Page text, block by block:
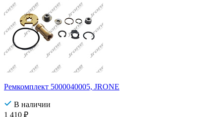
Ремкомплект 5000040005, JRONE
В наличии
1 410 ₽